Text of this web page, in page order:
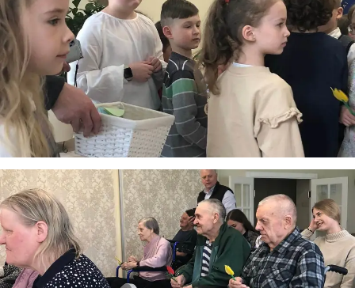
Sveiki! Taip, aš esu virtualus. Tačiau dirbtinis intelektas
suteikia man galimybę ne tik analizuoti Jūsų klausimą, bet
dar tobulai atsimenu visą šioje svetainėje pateiktą
informaciją. Jei visgi man pritrūks išmanumo - pateiksiu
Jums reikiamus kontaktus, kur galėsite pasiklausti
atsakingo specialisto.
Taigi... kuo galėčiau Jums padėti?